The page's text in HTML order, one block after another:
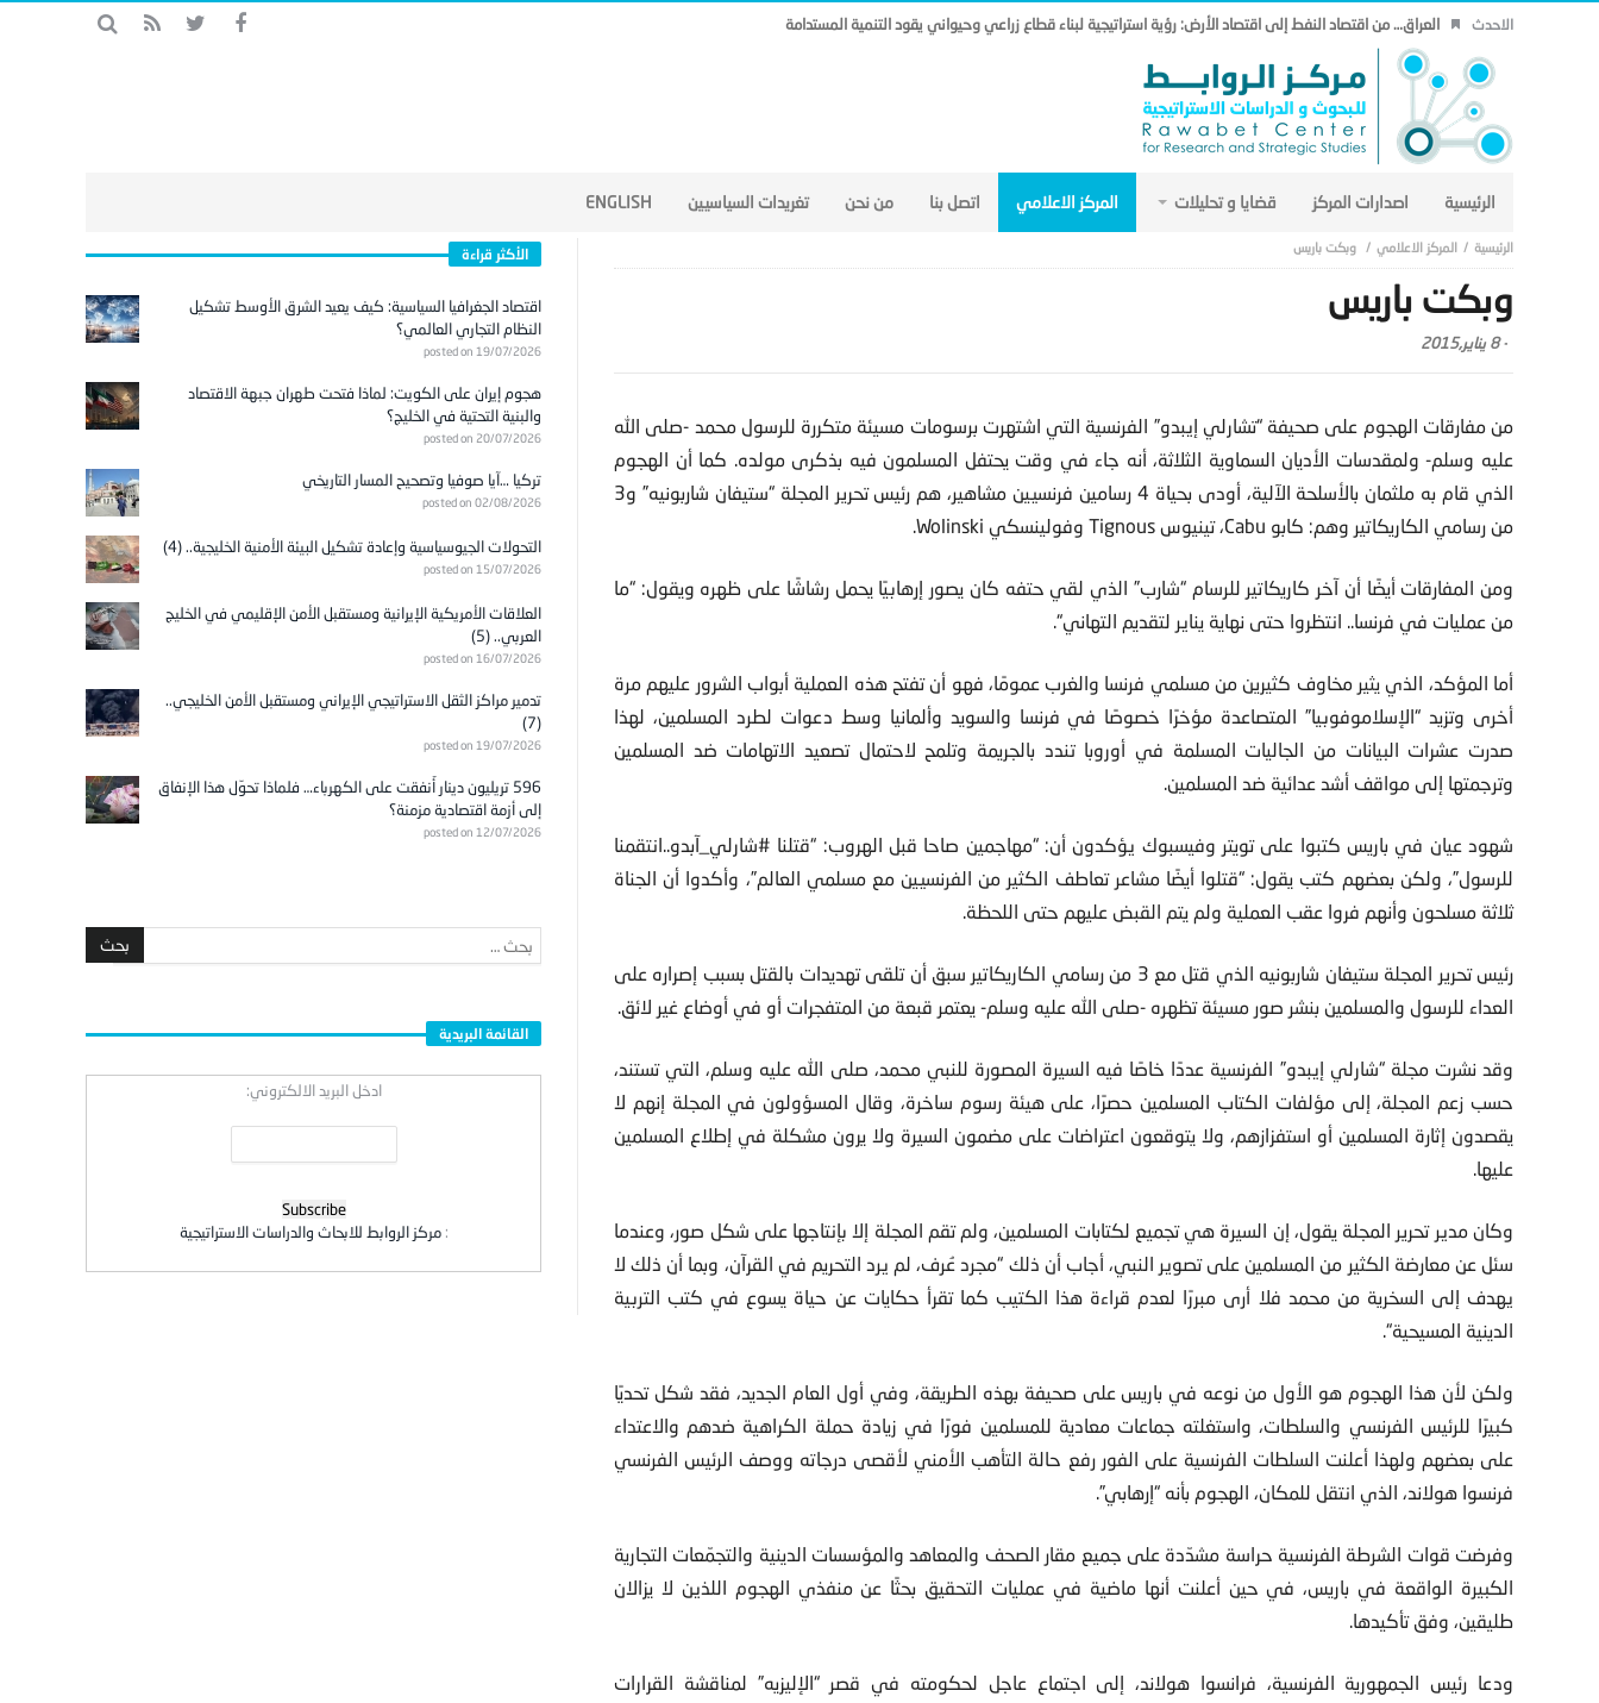
الاحدث العراق… من اقتصاد النفط إلى اقتصاد الأرض: رؤية استراتيجية لبناء قطاع زراعي وحيواني يقود التنمية المستدامة
الرئيسية اصدارات المركز قضايا و تحليلات المركز الاعلامي اتصل بنا من نحن تغريدات السياسيين ENGLISH
المركز الاعلامي وبكت باريس
وبكت باريس
-8 يناير,2015
من مفارقات الهجوم على صحيفة “تشارلي إيبدو” الفرنسية التي اشتهرت برسومات مسيئة متكررة للرسول محمد -صلى الله
عليه وسلم- ولمقدسات الأديان السماوية الثلاثة، أنه جاء في وقت يحتفل المسلمون فيه بذكرى مولده. كما أن الهجوم
الذي قام به ملثمان بالأسلحة الآلية، أودى بحياة 4 رسامين فرنسيين مشاهير، هم رئيس تحرير المجلة “ستيفان شاربونيه” و3
من رسامي الكاريكاتير وهم: كابو Cabu، تينيوس Tignous وفولينسكي Wolinski.
ومن المفارقات أيضًا أن آخر كاريكاتير للرسام “شارب” الذي لقي حتفه كان يصور إرهابيًا يحمل رشاشًا على ظهره ويقول: “ما
من عمليات في فرنسا.. انتظروا حتى نهاية يناير لتقديم التهاني“.
أما المؤكد، الذي يثير مخاوف كثيرين من مسلمي فرنسا والغرب عمومًا، فهو أن تفتح هذه العملية أبواب الشرور عليهم مرة
أخرى وتزيد “الإسلاموفوبيا” المتصاعدة مؤخرًا خصوصًا في فرنسا والسويد وألمانيا وسط دعوات لطرد المسلمين، لهذا
صدرت عشرات البيانات من الجاليات المسلمة في أوروبا تندد بالجريمة وتلمح لاحتمال تصعيد الاتهامات ضد المسلمين
وترجمتها إلى مواقف أشد عدائية ضد المسلمين.
شهود عيان في باريس كتبوا على تويتر وفيسبوك يؤكدون أن: “مهاجمين صاحا قبل الهروب: “قتلنا #شارلي_آبدو..انتقمنا
للرسول”، ولكن بعضهم كتب يقول: “قتلوا أيضًا مشاعر تعاطف الكثير من الفرنسيين مع مسلمي العالم”، وأكدوا أن الجناة
ثلاثة مسلحون وأنهم فروا عقب العملية ولم يتم القبض عليهم حتى اللحظة.
رئيس تحرير المجلة ستيفان شاربونيه الذي قتل مع 3 من رسامي الكاريكاتير سبق أن تلقى تهديدات بالقتل بسبب إصراره على
العداء للرسول والمسلمين بنشر صور مسيئة تظهره -صلى الله عليه وسلم- يعتمر قبعة من المتفجرات أو في أوضاع غير لائق.
وقد نشرت مجلة “شارلي إيبدو” الفرنسية عددًا خاصًا فيه السيرة المصورة للنبي محمد، صلى الله عليه وسلم، التي تستند،
حسب زعم المجلة، إلى مؤلفات الكتاب المسلمين حصرًا، على هيئة رسوم ساخرة، وقال المسؤولون في المجلة إنهم لا
يقصدون إثارة المسلمين أو استفزازهم، ولا يتوقعون اعتراضات على مضمون السيرة ولا يرون مشكلة في إطلاع المسلمين
عليها.
وكان مدير تحرير المجلة يقول، إن السيرة هي تجميع لكتابات المسلمين، ولم تقم المجلة إلا بإنتاجها على شكل صور، وعندما
سئل عن معارضة الكثير من المسلمين على تصوير النبي، أجاب أن ذلك “مجرد عُرف، لم يرد التحريم في القرآن، وبما أن ذلك لا
يهدف إلى السخرية من محمد فلا أرى مبررًا لعدم قراءة هذا الكتيب كما تقرأ حكايات عن حياة يسوع في كتب التربية
الدينية المسيحية“.
ولكن لأن هذا الهجوم هو الأول من نوعه في باريس على صحيفة بهذه الطريقة، وفي أول العام الجديد، فقد شكل تحديًا
كبيرًا للرئيس الفرنسي والسلطات، واستغلته جماعات معادية للمسلمين فورًا في زيادة حملة الكراهية ضدهم والاعتداء
على بعضهم ولهذا أعلنت السلطات الفرنسية على الفور رفع حالة التأهب الأمني لأقصى درجاته ووصف الرئيس الفرنسي
فرنسوا هولاند، الذي انتقل للمكان، الهجوم بأنه “إرهابي”.
وفرضت قوات الشرطة الفرنسية حراسة مشدّدة على جميع مقار الصحف والمعاهد والمؤسسات الدينية والتجمّعات التجارية
الكبيرة الواقعة في باريس، في حين أعلنت أنها ماضية في عمليات التحقيق بحثًا عن منفذي الهجوم اللذين لا يزالان
طليقين، وفق تأكيدها.
ودعا رئيس الجمهورية الفرنسية، فرانسوا هولاند، إلى اجتماع عاجل لحكومته في قصر “الإليزيه” لمناقشة القرارات
الأكثر قراءة
اقتصاد الجغرافيا السياسية: كيف يعيد الشرق الأوسط تشكيل
النظام التجاري العالمي؟
posted on 19/07/2026
هجوم إيران على الكويت: لماذا فتحت طهران جبهة الاقتصاد
والبنية التحتية في الخليج؟
posted on 20/07/2026
تركيا …آيا صوفيا وتصحيح المسار التاريخي
posted on 02/08/2026
التحولات الجيوسياسية وإعادة تشكيل البيئة الأمنية الخليجية.. (4)
posted on 15/07/2026
العلاقات الأمريكية الإيرانية ومستقبل الأمن الإقليمي في الخليج
العربي.. (5)
posted on 16/07/2026
تدمير مراكز الثقل الاستراتيجي الإيراني ومستقبل الأمن الخليجي..
(7)
posted on 19/07/2026
596 تريليون دينار أُنفقت على الكهرباء… فلماذا تحوّل هذا الإنفاق
إلى أزمة اقتصادية مزمنة؟
posted on 12/07/2026
القائمة البريدية
ادخل البريد الالكتروني:
:مركز الروابط للابحاث والدراسات الاستراتيجية